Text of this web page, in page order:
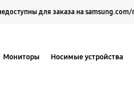
для заказа на samsung.com/
Мониторы Носимые устройства